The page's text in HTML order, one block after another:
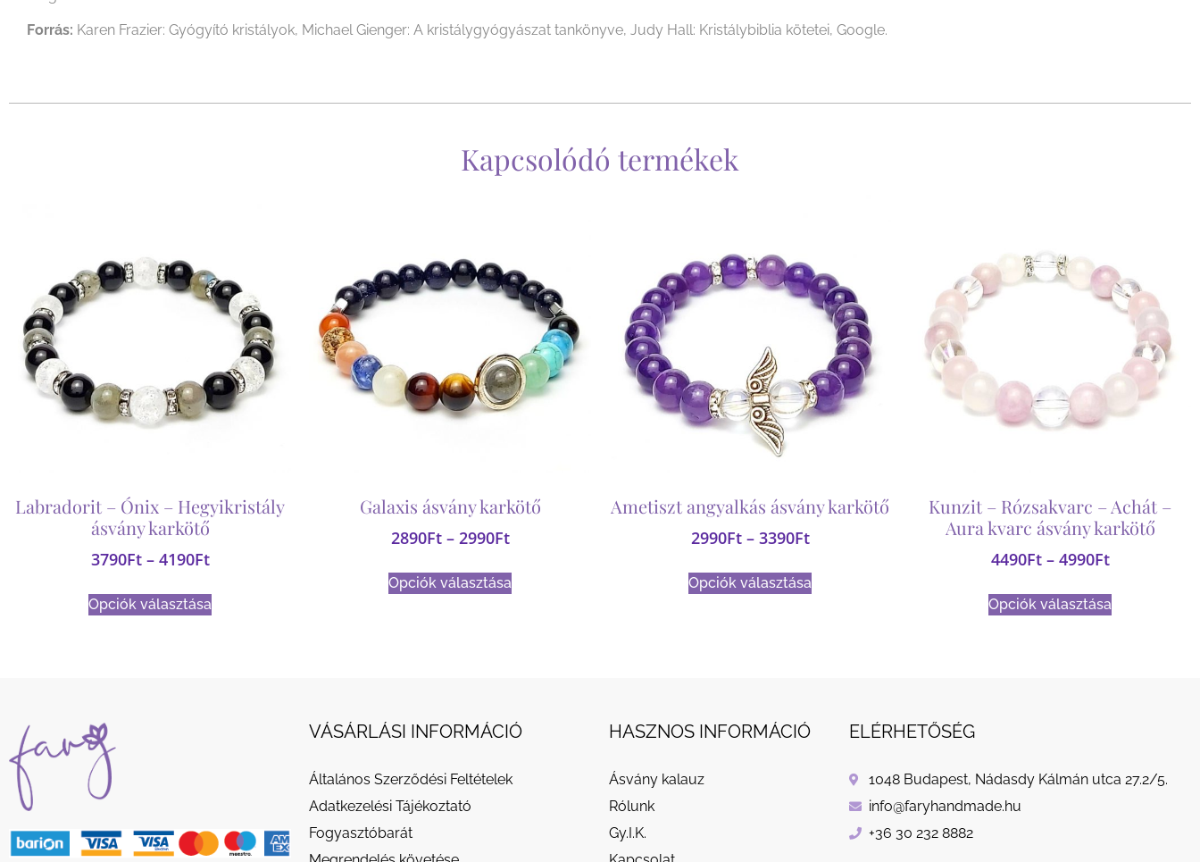
Forrás: Karen Frazier: Gyógyító kristályok, Michael Gienger: A kristálygyógyászat tankönyve, Judy Hall: Kristálybiblia kötetei, Google.
Kapcsolódó termékek
Labradorit – Ónix – Hegyikristály
ásvány karkötő
3790Ft – 4190Ft
Opciók választása
Galaxis ásvány karkötő
2890Ft – 2990Ft
Opciók választása
Ametiszt angyalkás ásvány karkötő
2990Ft – 3390Ft
Opciók választása
Kunzit – Rózsakvarc – Achát –
Aura kvarc ásvány karkötő
4490Ft – 4990Ft
Opciók választása
VÁSÁRLÁSI INFORMÁCIÓ
Általános Szerződési Feltételek
Adatkezelési Tájékoztató
Fogyasztóbarát
HASZNOS INFORMÁCIÓ
Ásvány kalauz
Rólunk
Gy.I.K.
ELÉRHETŐSÉG
1048 Budapest, Nádasdy Kálmán utca 27.2/5.
info@faryhandmade.hu
+36 30 232 8882